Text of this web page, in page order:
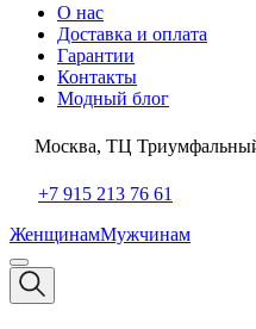
О нас
Доставка и оплата
Гарантии
Контакты
Модный блог
Москва, ТЦ
+7 915 213 76 61
ЖенщинамМужчинам